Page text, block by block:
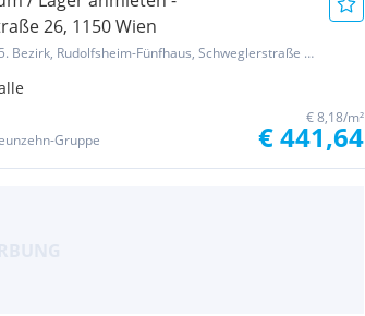
26, 1150 Wien
1150 Wien, 15. Bezirk, Rudolfsheim-Fünfhaus, Schweglerstraße 26
Gruppe
€ 8,18/m²
€ 441,64